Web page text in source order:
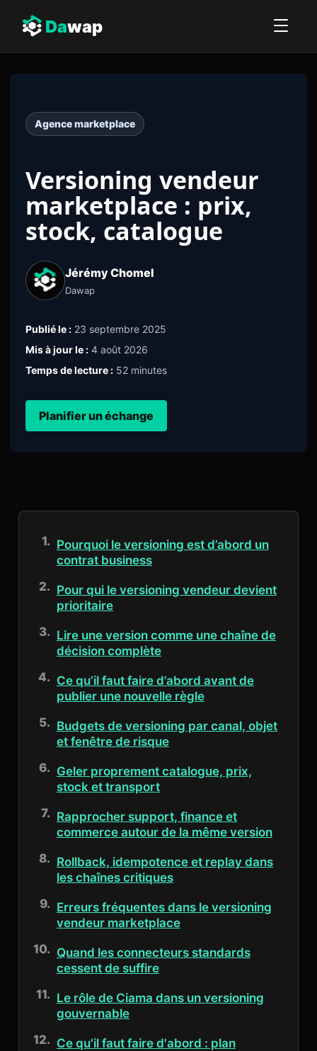
Dawap
Agence marketplace
Versioning vendeur
marketplace : prix,
stock, catalogue
Jérémy Chomel
Dawap
Publié le : 23 septembre 2025
Mis à jour le : 4 août 2026
Temps de lecture : 52 minutes
Planifier un échange
Pourquoi le versioning est d’abord un
contrat business
Pour qui le versioning vendeur devient
prioritaire
Lire une version comme une chaîne de
décision complète
Ce qu’il faut faire d’abord avant de
publier une nouvelle règle
Budgets de versioning par canal, objet
et fenêtre de risque
Geler proprement catalogue, prix,
stock et transport
Rapprocher support, finance et
commerce autour de la même version
Rollback, idempotence et replay dans
les chaînes critiques
Erreurs fréquentes dans le versioning
vendeur marketplace
Quand les connecteurs standards
cessent de suffire
Le rôle de Ciama dans un versioning
gouvernable
Ce qu'il faut faire d'abord : plan